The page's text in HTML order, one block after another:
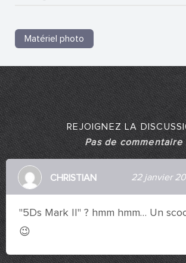
Matériel photo
REJOIGNEZ LA
Pas de commentaire
CHRISTIAN 22 janvier
"5Ds Mark II" ? hmm hmm… Un
😉